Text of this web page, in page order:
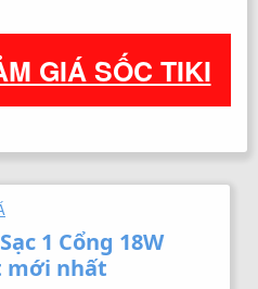
GIÁ SỐC TIKI
1 Cổng 18W
mới nhất